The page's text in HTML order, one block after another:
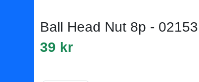
Ball Head Nut 8p - 02153
39 kr